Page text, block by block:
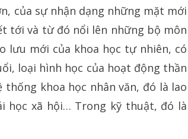
của sự nhận dạng những mặt mới
tới và từ đó nổi lên những bộ môn
lưu mới của khoa học tự nhiên, có
loại hình học của hoạt động thần
khoa học nhân văn, đó là lao
học xã hội… Trong kỹ thuật, đó là